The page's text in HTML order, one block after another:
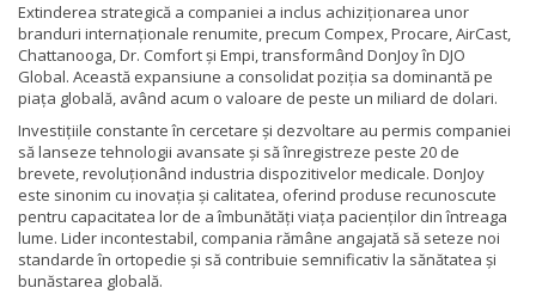
Extinderea strategică a companiei a inclus achiziționarea unor
branduri internaționale renumite, precum Compex, Procare, AirCast,
Chattanooga, Dr. Comfort și Empi, transformând DonJoy în DJO
Global. Această expansiune a consolidat poziția sa dominantă pe
piața globală, având acum o valoare de peste un miliard de dolari.
Investițiile constante în cercetare și dezvoltare au permis companiei
să lanseze tehnologii avansate și să înregistreze peste 20 de
brevete, revoluționând industria dispozitivelor medicale. DonJoy
este sinonim cu inovația și calitatea, oferind produse recunoscute
pentru capacitatea lor de a îmbunătăți viața pacienților din întreaga
lume. Lider incontestabil, compania rămâne angajată să seteze noi
standarde în ortopedie și să contribuie semnificativ la sănătatea și
bunăstarea globală.